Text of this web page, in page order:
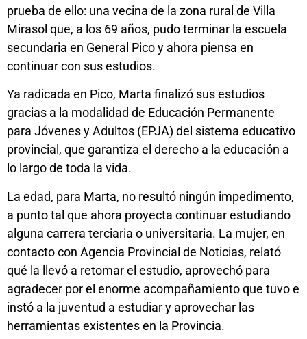
prueba de ello: una vecina de la zona rural de Villa
Mirasol que, a los 69 años, pudo terminar la escuela
secundaria en General Pico y ahora piensa en
continuar con sus estudios.
Ya radicada en Pico, Marta finalizó sus estudios
gracias a la modalidad de Educación Permanente
para Jóvenes y Adultos (EPJA) del sistema educativo
provincial, que garantiza el derecho a la educación a
lo largo de toda la vida.
La edad, para Marta, no resultó ningún impedimento,
a punto tal que ahora proyecta continuar estudiando
alguna carrera terciaria o universitaria. La mujer, en
contacto con Agencia Provincial de Noticias, relató
qué la llevó a retomar el estudio, aprovechó para
agradecer por el enorme acompañamiento que tuvo e
instó a la juventud a estudiar y aprovechar las
herramientas existentes en la Provincia.